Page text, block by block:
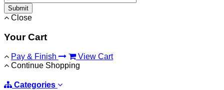
Submit
Close
Your Cart
Pay & Finish
View Cart
Continue Shopping
Categories